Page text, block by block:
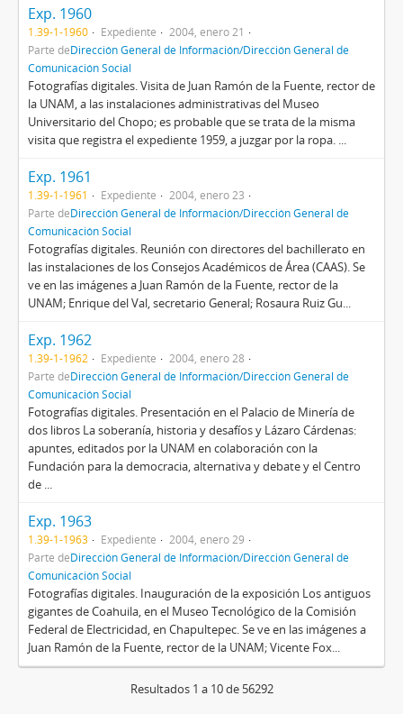
Exp. 1960
1.39-1-1960 Expediente
2004, enero 21
Parte deDirección General de Información/Dirección General de
Comunicación Social
Fotografías digitales. Visita de Juan Ramón de la Fuente, rector de
la UNAM, a las instalaciones administrativas del Museo
Universitario del Chopo; es probable que se trata de la misma
visita que registra el expediente 1959, a juzgar por la ropa. ...
Exp. 1961
1.39-1-1961 Expediente
2004, enero 23
Parte deDirección General de Información/Dirección General de
Comunicación Social
Fotografías digitales. Reunión con directores del bachillerato en
las instalaciones de los Consejos Académicos de Área (CAAS). Se
ve en las imágenes a Juan Ramón de la Fuente, rector de la
UNAM; Enrique del Val, secretario General; Rosaura Ruiz Gu...
Exp. 1962
1.39-1-1962 Expediente
2004, enero 28
Parte deDirección General de Información/Dirección General de
Comunicación Social
Fotografías digitales. Presentación en el Palacio de Minería de
dos libros La soberanía, historia y desafíos y Lázaro Cárdenas:
apuntes, editados por la UNAM en colaboración con la
Fundación para la democracia, alternativa y debate y el Centro
de ...
Exp. 1963
1.39-1-1963 Expediente
2004, enero 29
Parte deDirección General de Información/Dirección General de
Comunicación Social
Fotografías digitales. Inauguración de la exposición Los antiguos
gigantes de Coahuila, en el Museo Tecnológico de la Comisión
Federal de Electricidad, en Chapultepec. Se ve en las imágenes a
Juan Ramón de la Fuente, rector de la UNAM; Vicente Fox...
Resultados 1 a 10 de 56292